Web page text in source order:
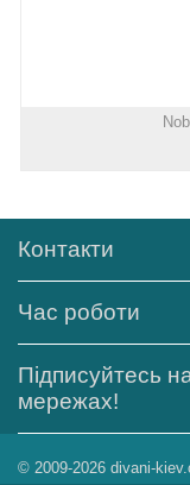
Контакти
Час роботи
Підписуйтесь
мережах!
© 2009-2026 divani-